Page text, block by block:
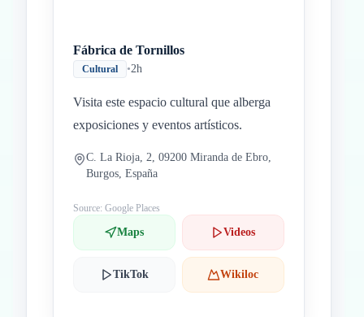
Fábrica de Tornillos
Cultural •2h
Visita este espacio cultural que alberga
exposiciones y eventos artísticos.
C. La Rioja, 2, 09200 Miranda de Ebro,
Burgos, España
Source: Google Places
Maps Videos
TikTok Wikiloc